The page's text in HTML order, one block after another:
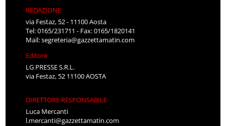
REDAZIONE
via Festaz, 52 - 11100 Aosta
Tel: 0165/231711 - Fax: 0165/1820141
Mail:segreteria@gazzettamatin.com
Editore
LG PRESSE S.R.L.
via Festaz, 52 11100 AOSTA
DIRETTORE RESPONSABILE
Luca Mercanti
l.mercanti@gazzettamatin.com